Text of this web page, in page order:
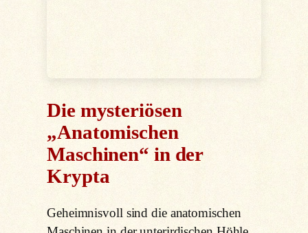
Die mysteriösen
„Anatomischen
Maschinen“ in der
Krypta
Geheimnisvoll sind die anatomischen